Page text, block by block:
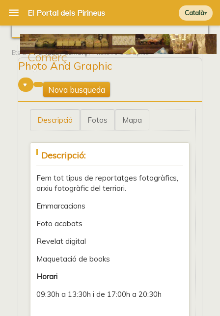
Català
Comerç
Ets a Portada/Comerç/ Photo And Graphic
Photo And Graphic
0
Nova busqueda
Descripció Fotos Mapa
Descripció:
Fem tot tipus de reportatges fotogràfics,
arxiu fotogràfic del terriori.
Emmarcacions
Foto acabats
Revelat digital
Maquetació de books
Horari
09:30h a 13:30h i de 17:00h a 20:30h